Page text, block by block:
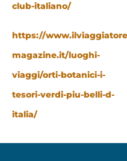
club-italiano/
https://
magazine.it/luoghi-
viaggi/orti-botanici-i-
tesori-verdi-piu-belli-d-
italia/